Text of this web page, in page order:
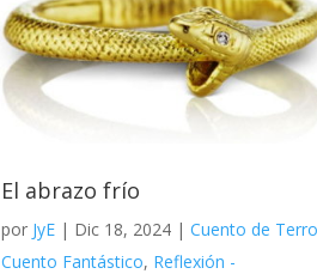
El abrazo frío
por JyE | Dic 18, 2024 | Cuento de
Cuento Fantástico, Reflexión -